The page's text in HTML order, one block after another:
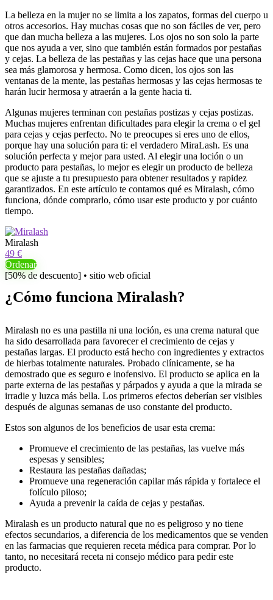
La belleza en la mujer no se limita a los zapatos, formas del cuerpo u
otros accesorios. Hay muchas cosas que no son fáciles de ver, pero
que dan mucha belleza a las mujeres. Los ojos no son solo la parte
que nos ayuda a ver, sino que también están formados por pestañas
y cejas. La belleza de las pestañas y las cejas hace que una persona
sea más glamorosa y hermosa. Como dicen, los ojos son las
ventanas de la mente, las pestañas hermosas y las cejas hermosas te
harán lucir hermosa y atraerán a la gente hacia ti.
Algunas mujeres terminan con pestañas postizas y cejas postizas.
Muchas mujeres enfrentan dificultades para elegir la crema o el gel
para cejas y cejas perfecto. No te preocupes si eres uno de ellos,
porque hay una solución para ti: el verdadero MiraLash. Es una
solución perfecta y mejor para usted. Al elegir una loción o un
producto para pestañas, lo mejor es elegir un producto de belleza
que se ajuste a tu presupuesto para obtener resultados y rapidez
garantizados. En este artículo te contamos qué es Miralash, cómo
funciona, dónde comprarlo, cómo usar este producto y por cuánto
tiempo.
Miralash
49 €
Ordenar
[50% de descuento] • sitio web oficial
¿Cómo funciona Miralash?
Miralash no es una pastilla ni una loción, es una crema natural que
ha sido desarrollada para favorecer el crecimiento de cejas y
pestañas largas. El producto está hecho con ingredientes y extractos
de hierbas totalmente naturales. Probado clínicamente, se ha
demostrado que es seguro e inofensivo. El producto se aplica en la
parte externa de las pestañas y párpados y ayuda a que la mirada se
irradie y luzca más bella. Los primeros efectos deberían ser visibles
después de algunas semanas de uso constante del producto.
Estos son algunos de los beneficios de usar esta crema:
Promueve el crecimiento de las pestañas, las vuelve más
espesas y sensibles;
Restaura las pestañas dañadas;
Promueve una regeneración capilar más rápida y fortalece el
folículo piloso;
Ayuda a prevenir la caída de cejas y pestañas.
Miralash es un producto natural que no es peligroso y no tiene
efectos secundarios, a diferencia de los medicamentos que se venden
en las farmacias que requieren receta médica para comprar. Por lo
tanto, no necesitará receta ni consejo médico para pedir este
producto.